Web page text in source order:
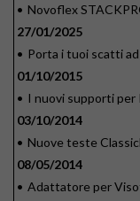
• Novoflex
27/01/2025
• Porta i tuoi scatti
01/10/2015
• I nuovi supporti per
03/10/2014
• Nuove teste
08/05/2014
• Adattatore per